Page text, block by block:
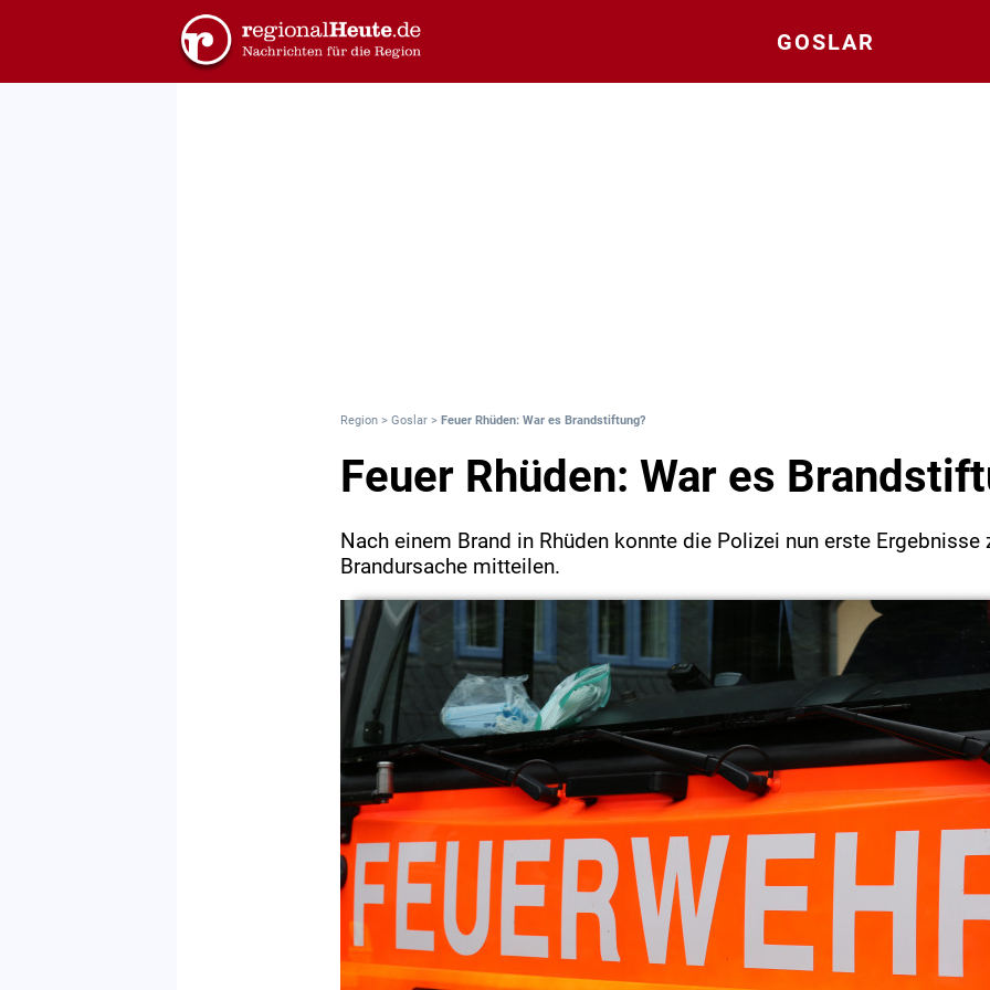
GOSLAR
Region > Goslar > Feuer Rhüden: War es Brandstiftung?
Feuer Rhüden: War es
Nach einem Brand in Rhüden konnte die Polizei nun erste Ergebnisse
Brandursache mitteilen.